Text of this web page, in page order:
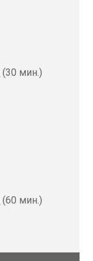
(30 мин.)
(60 мин.)